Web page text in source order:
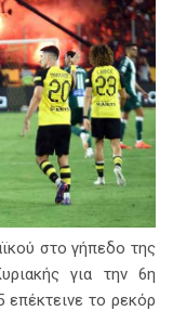
στο γήπεδο της
για την 6η
επέκτεινε το ρεκόρ